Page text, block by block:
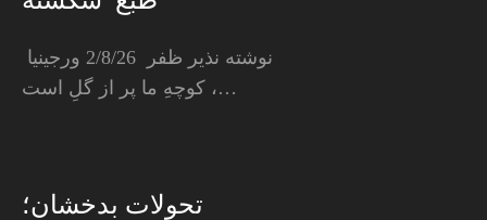
نوشته نذیر ظفر 2/8/26 ورجینیا
كوچهِ ما پر از گلِ است ،…
تحولات بدخشان؛